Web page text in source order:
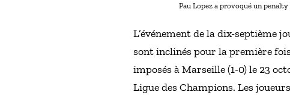
Pau Lopez a provoqué un
L’événement de la dix-septième
sont inclinés pour la première
imposés à Marseille (1-0) le 23
Ligue des Champions. Les